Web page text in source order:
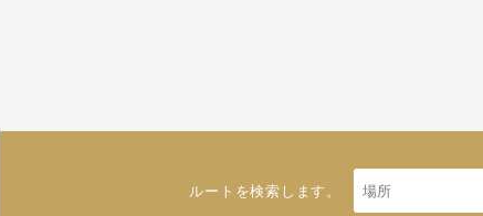
ルートを検索します。